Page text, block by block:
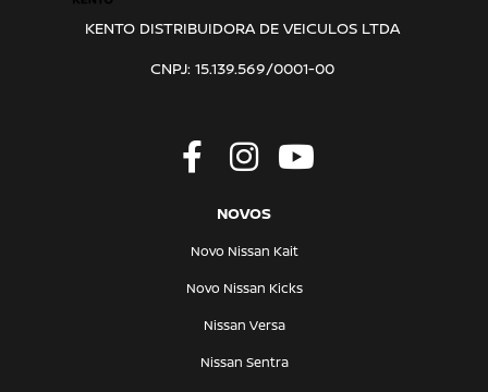
KENTO DISTRIBUIDORA DE VEICULOS LTDA
CNPJ: 15.139.569/0001-00
NOVOS
Novo Nissan Kait
Novo Nissan Kicks
Nissan Versa
Nissan Sentra